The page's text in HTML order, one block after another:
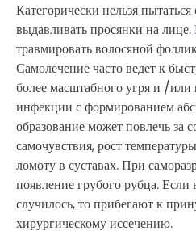
Категорически нельзя пытаться
выдавливать просянки на
травмировать волосяной
Самолечение часто ведет к
более масштабного угря и /
инфекции с формированием
образование может повлечь за
самочувствия, рост
ломоту в суставах. При
появление грубого рубца.
случилось, то прибегают к
хирургическому иссечению.